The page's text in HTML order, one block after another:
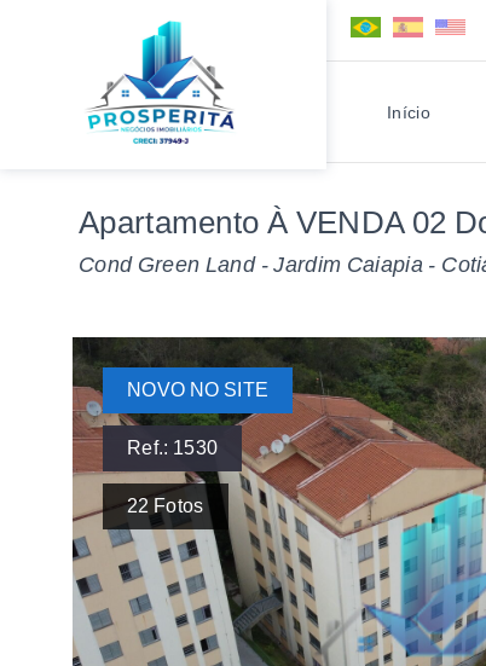
Início
Apartamento À VENDA 02
Cond Green Land -Jardim Caiapia -
NOVO NO SITE
Ref.: 1530
22 Fotos